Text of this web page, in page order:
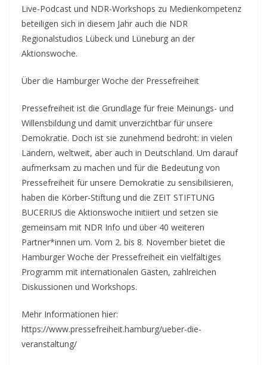
Live-Podcast und NDR-Workshops zu Medienkompetenz
beteiligen sich in diesem Jahr auch die NDR
Regionalstudios Lübeck und Lüneburg an der
Aktionswoche.
Über die Hamburger Woche der Pressefreiheit
Pressefreiheit ist die Grundlage für freie Meinungs- und
Willensbildung und damit unverzichtbar für unsere
Demokratie. Doch ist sie zunehmend bedroht: in vielen
Ländern, weltweit, aber auch in Deutschland. Um darauf
aufmerksam zu machen und für die Bedeutung von
Pressefreiheit für unsere Demokratie zu sensibilisieren,
haben die Körber-Stiftung und die ZEIT STIFTUNG
BUCERIUS die Aktionswoche initiiert und setzen sie
gemeinsam mit NDR Info und über 40 weiteren
Partner*innen um. Vom 2. bis 8. November bietet die
Hamburger Woche der Pressefreiheit ein vielfältiges
Programm mit internationalen Gästen, zahlreichen
Diskussionen und Workshops.
Mehr Informationen hier:
https://www.pressefreiheit.hamburg/ueber-die-
veranstaltung/